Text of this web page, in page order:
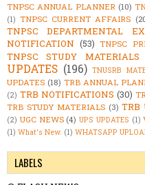
TNPSC ANNUAL PLANNER (10)
(1) TNPSC CURRENT AFFAIRS
TNPSC DEPARTMENTAL
NOTIFICATION (53) TNPSC
TNPSC STUDY MATERIALS
UPDATES (196) TNUSRB
UPDATES (18) TRB ANNUAL
(2) TRB NOTIFICATIONS (30)
TRB STUDY MATERIALS (3) TRB
(2) UGC NEWS (4) UPS UPDATES (1)
(1) What's New. (1) WHATSAPP
LABELS